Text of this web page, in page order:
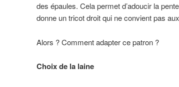
des épaules. Cela permet d’adoucir la
donne un tricot droit qui ne convient pas
Alors ? Comment adapter ce patron ?
Choix de la laine